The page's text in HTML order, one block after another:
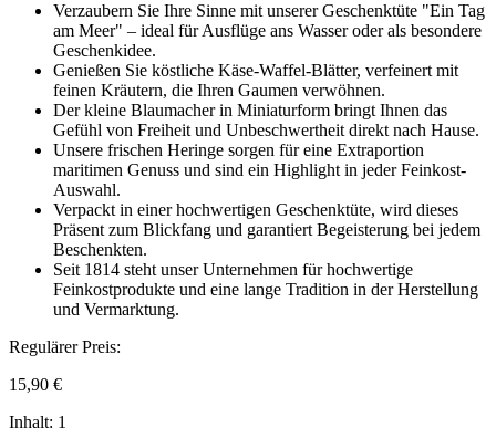
Verzaubern Sie Ihre Sinne mit unserer Geschenktüte "Ein Tag
am Meer" – ideal für Ausflüge ans Wasser oder als besondere
Geschenkidee.
Genießen Sie köstliche Käse-Waffel-Blätter, verfeinert mit
feinen Kräutern, die Ihren Gaumen verwöhnen.
Der kleine Blaumacher in Miniaturform bringt Ihnen das
Gefühl von Freiheit und Unbeschwertheit direkt nach Hause.
Unsere frischen Heringe sorgen für eine Extraportion
maritimen Genuss und sind ein Highlight in jeder Feinkost-
Auswahl.
Verpackt in einer hochwertigen Geschenktüte, wird dieses
Präsent zum Blickfang und garantiert Begeisterung bei jedem
Beschenkten.
Seit 1814 steht unser Unternehmen für hochwertige
Feinkostprodukte und eine lange Tradition in der Herstellung
und Vermarktung.
Regulärer Preis:
15,90 €
Inhalt: 1